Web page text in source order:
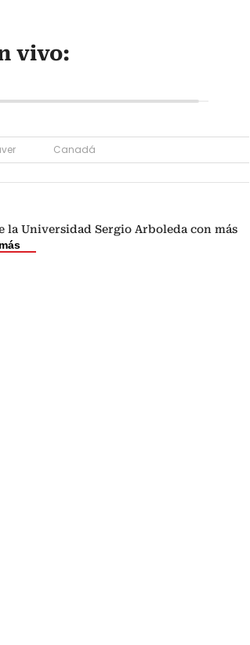
vivo:
Canadá
Universidad Sergio Arboleda con más